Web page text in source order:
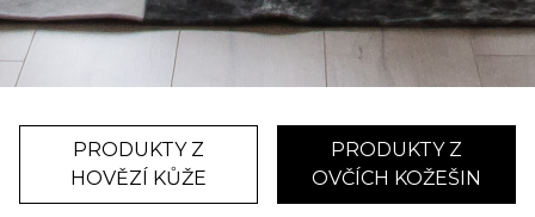
PRODUKTY Z
HOVĚZÍ KŮŽE
PRODUKTY Z
OVČÍCH KOŽEŠIN